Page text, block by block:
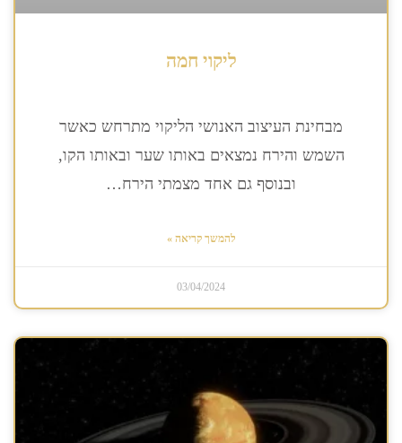
ליקוי חמה
מבחינת העיצוב האנושי הליקוי מתרחש כאשר
השמש והירח נמצאים באותו שער ובאותו הקו,
ובנוסף גם אחד מצמתי הירח…
להמשך קריאה »
03/04/2024